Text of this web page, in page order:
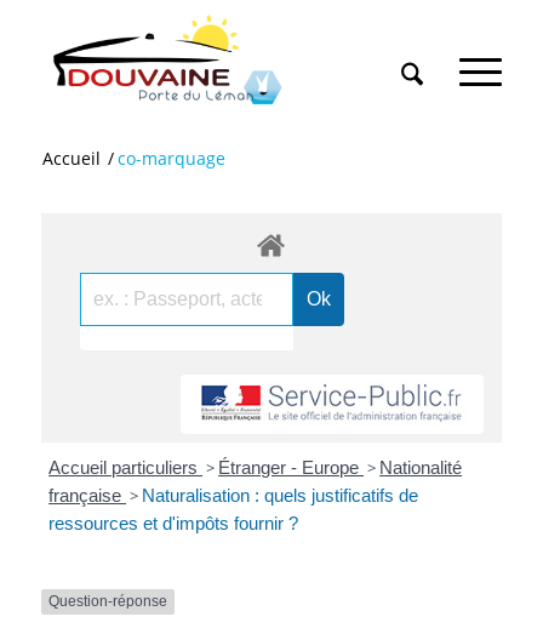
Accueil /co-marquage
Accueil particuliers > Étranger - Europe > Nationalité
française > Naturalisation : quels justificatifs de
ressources et d'impôts fournir ?
Question-réponse